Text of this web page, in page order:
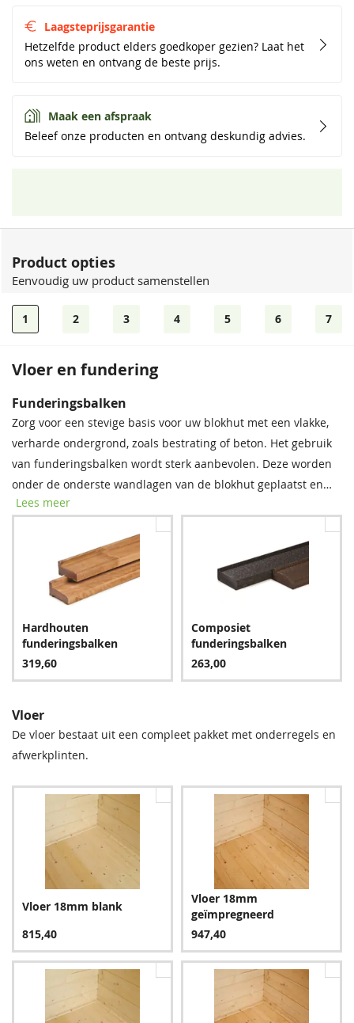
Laagsteprijsgarantie
Hetzelfde product elders goedkoper gezien? Laat het
ons weten en ontvang de beste prijs.
Maak een afspraak
Beleef onze producten en ontvang deskundig advies.
Product opties
Eenvoudig uw product samenstellen
1 2 3 4 5 6 7
Vloer en fundering
Tegen meerprijs kunt u bij dit product dakshingles bestellen.
Deze bitumen dakbedekking is uitermate geschikt voor het
waterdicht afwerken van uw (hellende) dak, om zo de
levensduur van uw tuinverblijf te verlengen.
447,30
447,30
Blauw
531,30
Onze spijkerset bevat zowel spijkers als asfaltnagels voor het
monteren van dakplanken en dakbedekking. Voor modellen
groter dan 5 × 5 m raden we aan twee sets aan te schaffen
voor optimale stabiliteit.
24,95
9,60
Funderingsbalken
Zorg voor een stevige basis voor uw blokhut met een vlakke,
verharde ondergrond, zoals bestrating of beton. Het gebruik
van funderingsbalken wordt sterk aanbevolen. Deze worden
onder de onderste wandlagen van de blokhut geplaatst en
bieden essentiële bescherming tegen regenwater, vocht en
levensduur van uw blokhut aanzienlijk.
Lees meer
Hardhouten
funderingsbalken
319,60
Composiet
funderingsbalken
263,00
Vloer
De vloer bestaat uit een compleet pakket met onderregels en
afwerkplinten.
Vloer 18mm blank
815,40
Vloer 18mm
geïmpregneerd
947,40